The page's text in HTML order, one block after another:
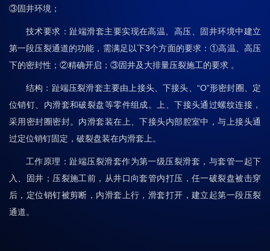
③固井环境；
技术要求：趾端滑套主要实现在高温、高压、固井环境中建立
第一段压裂通道的功能，需满足以下3个方面的要求：①高温、高压
下的密封性；②精确开启；③固井及大排量压裂施工的要求 。
结构：趾端压裂滑套主要由上接头、下接头、“O”形密封圈、定
位销钉、内滑套和破裂盘等零件组成。上、下接头通过螺纹连接，
采用密封圈密封。内滑套装在上、下接头内部腔室中，与上接头通
过定位销钉固定，破裂盘装在内滑套上。
工作原理：趾端压裂滑套作为第一级压裂滑套，与套管一起下
入、固井；压裂施工前，从井口向套管内打压，任一破裂盘被击穿
后，定位销钉被剪断，内滑套上行，滑套打开，建立起第一段压裂
通道。